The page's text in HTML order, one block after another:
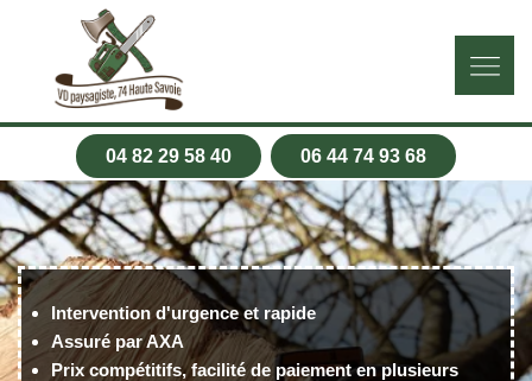
04 82 29 58 40 06 44 74 93 68
Intervention d'urgence et rapide
Assuré par AXA
Prix compétitifs, facilité de paiement en plusieurs